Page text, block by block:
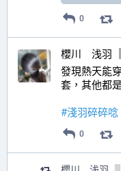
0
櫻川 浅羽
發現熱天能
套，其他都
#淺羽碎碎唸
0